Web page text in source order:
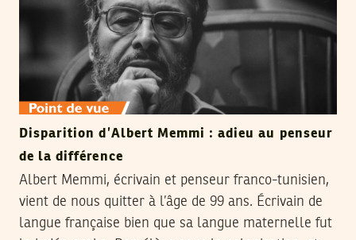
Disparition d’Albert Memmi : adieu au penseur
de la différence
Albert Memmi, écrivain et penseur franco-tunisien,
vient de nous quitter à l’âge de 99 ans. Écrivain de
langue française bien que sa langue maternelle fut